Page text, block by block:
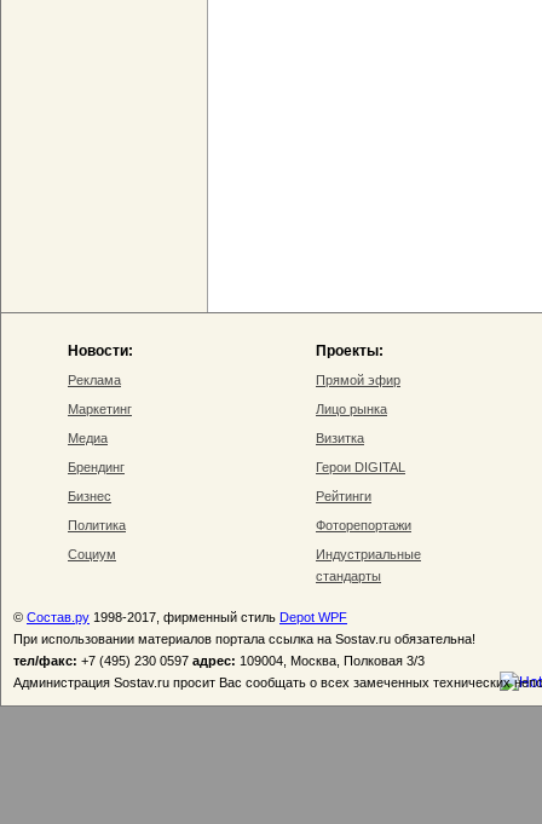
Новости:
Реклама
Маркетинг
Медиа
Брендинг
Бизнес
Политика
Социум
Проекты:
Прямой эфир
Лицо рынка
Визитка
Герои DIGITAL
Рейтинги
Фоторепортажи
Индустриальные
стандарты
© Состав.ру 1998-2017, фирменный стиль Depot WPF
При использовании материалов портала ссылка на Sostav.ru обязательна!
тел/факс: +7 (495) 230 0597 адрес: 109004, Москва, Полковая 3/3
Администрация Sostav.ru просит Вас сообщать о всех замеченных технических